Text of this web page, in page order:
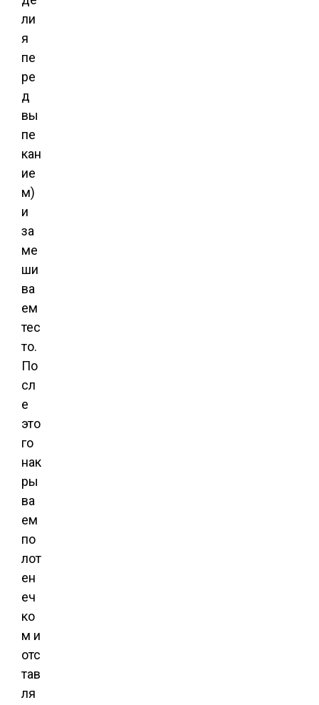
ли
я
пе
ре
д
вы
пе
кан
ие
м)
и
за
ме
ши
ва
ем
тес
то.
По
сл
е
это
го
нак
ры
ва
ем
по
лот
ен
еч
ко
м и
отс
тав
ля